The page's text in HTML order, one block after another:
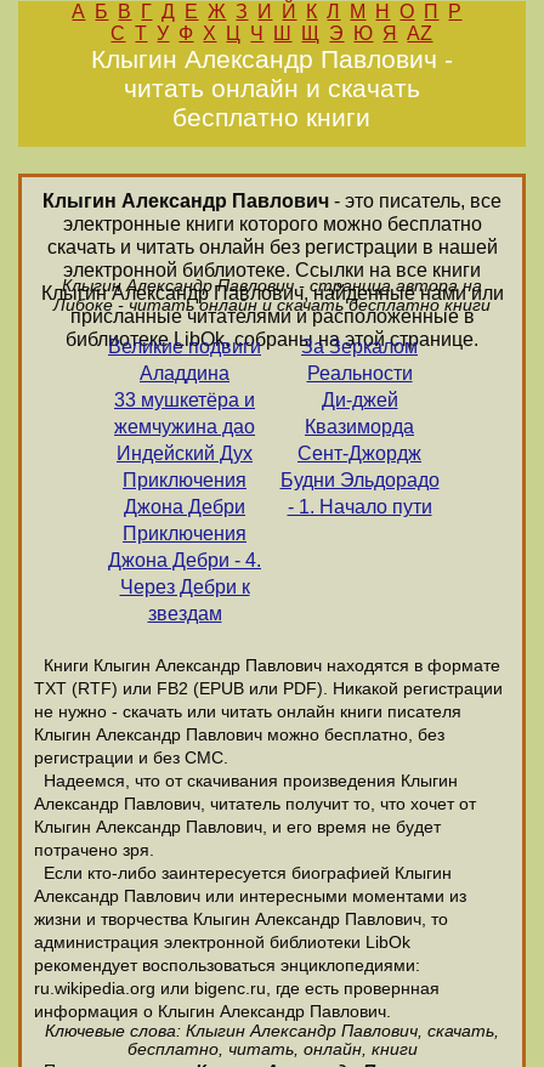
А Б В Г Д Е Ж З И Й К Л М Н О П
Р
С Т У Ф Х Ц Ч Ш Щ Э Ю Я AZ
Клыгин Александр Павлович -
читать онлайн и скачать
бесплатно книги
Клыгин Александр Павлович - это писатель, все
электронные книги которого можно бесплатно
скачать и читать онлайн без регистрации в нашей
электронной библиотеке. Ссылки на все книги
Клыгин Александр Павлович, найденные нами или
присланные читателями и расположенные в
библиотеке LibOk, собраны на этой странице.
Клыгин Александр Павлович - страница автора на
Либоке - читать онлайн и скачать бесплатно книги
Великие подвиги
Аладдина
33 мушкетёра и
жемчужина дао
Индейский Дух
Приключения
Джона Дебри
Приключения
Джона Дебри - 4.
Через Дебри к
звездам
За Зеркалом
Реальности
Ди-джей
Квазиморда
Сент-Джордж
Будни Эльдорадо
- 1. Начало пути
Книги Клыгин Александр Павлович находятся в формате
ТХТ (RTF) или FB2 (EPUB или PDF). Никакой регистрации
не нужно - скачать или читать онлайн книги писателя
Клыгин Александр Павлович можно бесплатно, без
регистрации и без СМС.
Надеемся, что от скачивания произведения Клыгин
Александр Павлович, читатель получит то, что хочет от
Клыгин Александр Павлович, и его время не будет
потрачено зря.
Если кто-либо заинтересуется биографией Клыгин
Александр Павлович или интересными моментами из
жизни и творчества Клыгин Александр Павлович, то
администрация электронной библиотеки LibOk
рекомендует воспользоваться энциклопедиями:
ru.wikipedia.org или bigenc.ru, где есть провернная
информация о Клыгин Александр Павлович.
Ключевые слова: Клыгин Александр Павлович, скачать,
бесплатно, читать, онлайн, книги